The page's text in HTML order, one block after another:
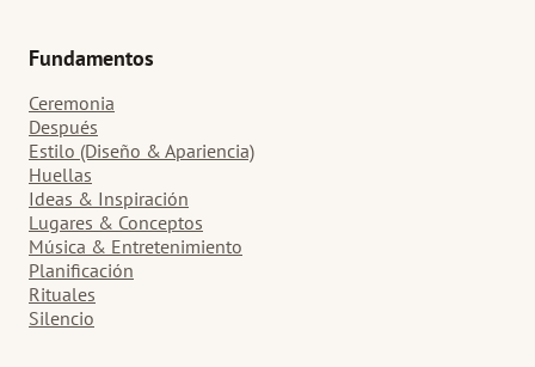
Fundamentos
Ceremonia
Después
Estilo (Diseño & Apariencia)
Huellas
Ideas & Inspiración
Lugares & Conceptos
Música & Entretenimiento
Planificación
Rituales
Silencio